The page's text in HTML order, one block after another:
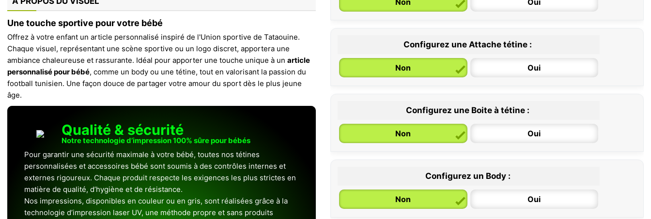
Une touche sportive pour votre bébé
Offrez à votre enfant un article personnalisé inspiré de l'Union sportive de Tataouine.
Chaque visuel, représentant une scène sportive ou un logo discret, apportera une
ambiance chaleureuse et rassurante. Idéal pour apporter une touche unique à un article
personnalisé pour bébé, comme un body ou une tétine, tout en valorisant la passion du
football tunisien. Une façon douce de partager votre amour du sport dès le plus jeune
âge.
Qualité & sécurité
Notre technologie d’impression 100% sûre pour bébés
Pour garantir une sécurité maximale à votre bébé, toutes nos tétines
personnalisées et accessoires bébé sont soumis à des contrôles internes et
externes rigoureux. Chaque produit respecte les exigences les plus strictes en
matière de qualité, d’hygiène et de résistance.
Nos impressions, disponibles en couleur ou en gris, sont réalisées grâce à la
technologie d’impression laser UV, une méthode propre et sans produits
Non Oui
0 / 6 mois
Configurez une Attache tétine :
Non Oui
Configurez une Boite à tétine :
Non Oui
Configurez un Body :
Non Oui